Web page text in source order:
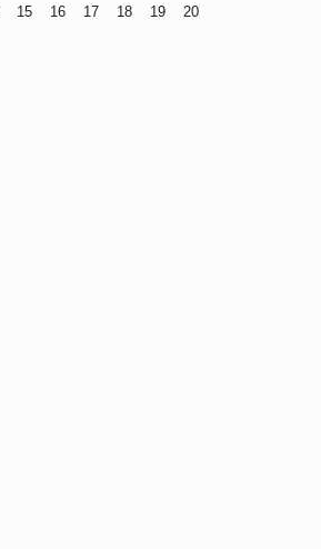
15 16 17 18 19 20